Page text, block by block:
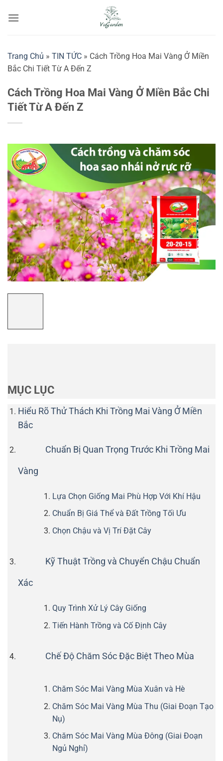
qua
Trang Chủ » TIN TỨC » Cách Trồng Hoa Mai Vàng Ở Miền
Bắc Chi Tiết Từ A Đến Z
Cách Trồng Hoa Mai Vàng Ở Miền Bắc Chi
Tiết Từ A Đến Z
MỤC LỤC
Hiểu Rõ Thử Thách Khi Trồng Mai Vàng Ở Miền
Bắc
Chuẩn Bị Quan Trọng Trước Khi Trồng Mai
Vàng
Lựa Chọn Giống Mai Phù Hợp Với Khí Hậu
Chuẩn Bị Giá Thể và Đất Trồng Tối Ưu
Chọn Chậu và Vị Trí Đặt Cây
Kỹ Thuật Trồng và Chuyển Chậu Chuẩn
Xác
Quy Trình Xử Lý Cây Giống
Tiến Hành Trồng và Cố Định Cây
Chế Độ Chăm Sóc Đặc Biệt Theo Mùa
Chăm Sóc Mai Vàng Mùa Xuân và Hè
Chăm Sóc Mai Vàng Mùa Thu (Giai Đoạn Tạo
Nụ)
Chăm Sóc Mai Vàng Mùa Đông (Giai Đoạn
Ngủ Nghỉ)